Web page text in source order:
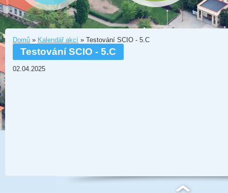
Domů » Kalendář akcí » Testování SCIO - 5.C
Testování SCIO - 5.C
02.04.2025